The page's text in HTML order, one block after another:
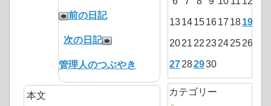
前の日記
次の日記
管理人のつぶやき
本文
1314151617 1819
2021 22 23242526
27282930
カテゴリー